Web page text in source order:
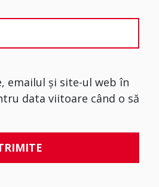
emailul și site-ul web în
data viitoare când o să